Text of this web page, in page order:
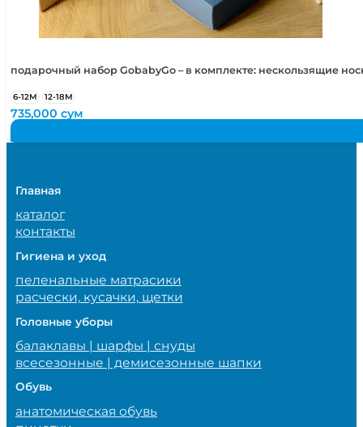
подарочный набор GobabyGo – в комплекте: нескользящие
6-12М 12-18М
735,000сум
Главная
каталог
контакты
Гигиена и уход
пеленальные матрасики
расчески, кусачки, щетки
Головные уборы
балаклавы | шарфы | снуды
всесезонные | демисезонные шапки
Обувь
анатомическая обувь